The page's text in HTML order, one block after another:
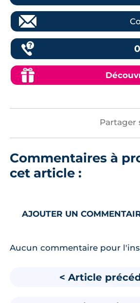
Partager
Commentaires à
cet article :
AJOUTER UN
Aucun commentaire pour
< Article